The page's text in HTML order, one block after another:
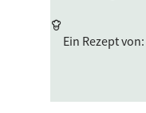
Ein Rezept von: